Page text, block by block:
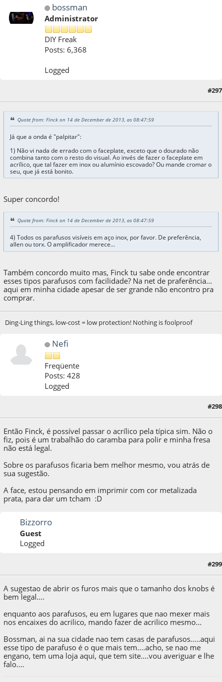
bossman
Administrator
DIY Freak
Posts: 6,368
Logged
#297
Quote from: Finck on 14 de December de 2013, as 08:47:59
Já que a onda é "palpitar":
1) Não vi nada de errado com o faceplate, exceto que o dourado não
combina tanto com o resto do visual. Ao invés de fazer o faceplate em
acrílico, que tal fazer em inox ou alumínio escovado? Ou mande cromar o
seu, que já está bonito.
Super concordo!
Quote from: Finck on 14 de December de 2013, as 08:47:59
4) Todos os parafusos visíveis em aço inox, por favor. De preferência,
allen ou torx. O amplificador merece...
Também concordo muito mas, Finck tu sabe onde encontrar
esses tipos parafusos com facilidade? Na net de praferência...
aqui em minha cidade apesar de ser grande não encontro pra
comprar.
Ding-Ling things, low-cost = low protection! Nothing is foolproof
Nefi
Freqüente
Posts: 428
Logged
#298
Então Finck, é possível passar o acrílico pela típica sim. Não o
fiz, pois é um trabalhão do caramba para polir e minha fresa
não está legal.
Sobre os parafusos ficaria bem melhor mesmo, vou atrás de
sua sugestão.
A face, estou pensando em imprimir com cor metalizada
prata, para dar um tcham :D
Bizzorro
Guest
Logged
: 28 de October de 2014, as 11:46:20
#299
A sugestao de abrir os furos mais que o tamanho dos knobs é
bem legal....
enquanto aos parafusos, eu em lugares que nao mexer mais
nos encaixes do acrilico, mando fazer de acrilico mesmo...
Bossman, ai na sua cidade nao tem casas de parafusos.....aqui
esse tipo de parafuso é o que mais tem....acho, se nao me
engano, tem uma loja aqui, que tem site....vou averiguar e lhe
falo....